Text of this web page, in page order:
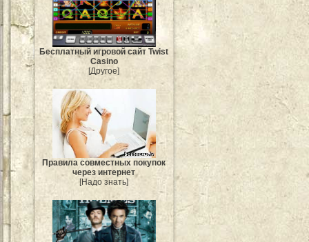
Бесплатный игровой сайт Twist
Casino
[Другое]
Правила совместных покупок
через интернет
[Надо знать]